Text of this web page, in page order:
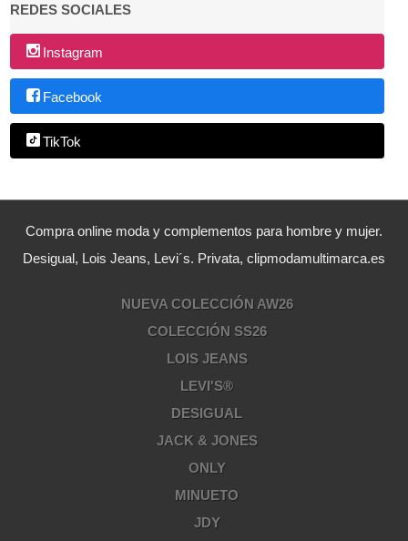
REDES SOCIALES
Instagram
Facebook
TikTok
Compra online moda y complementos para hombre y mujer.
Desigual, Lois Jeans, Levi´s. Privata, clipmodamultimarca.es
NUEVA COLECCIÓN AW26
COLECCIÓN SS26
LOIS JEANS
LEVI'S®
DESIGUAL
JACK & JONES
ONLY
MINUETO
JDY